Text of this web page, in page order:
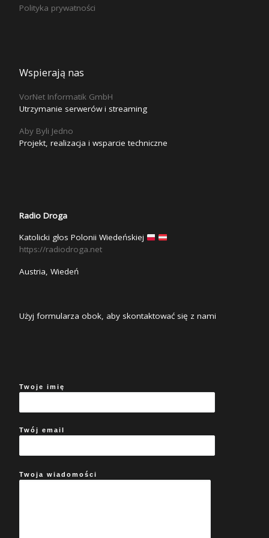
Polityka prywatności
Wspierają nas
VorNet Informatik GmbH
Utrzymanie serwerów i streaming
Aby Byli Jedno
Projekt, realizacja i wsparcie techniczne
Radio Droga
Katolicki głos Polonii Wiedeńskiej
https://radiodroga.net
Austria, Wiedeń
Użyj formularza obok, aby skontaktować się z nami
Twoje imię
Twój email
Twoja wiadomości